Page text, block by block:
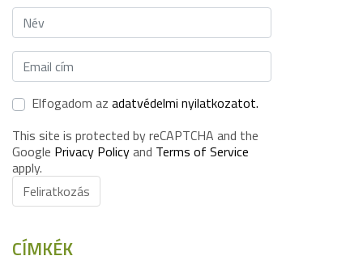
Elfogadom az adatvédelmi nyilatkozatot.
This site is protected by reCAPTCHA and the
Google Privacy Policyand Terms of Service
apply.
Feliratkozás
CÍMKÉK